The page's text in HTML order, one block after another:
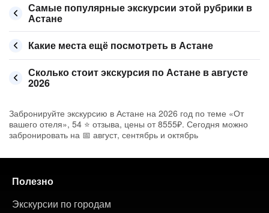
Самые популярные экскурсии этой рубрики в
Астане
Какие места ещё посмотреть в Астане
Сколько стоит экскурсия по Астане в августе
2026
Забронируйте экскурсию в Астане на 2026 год по теме «От
вашего отеля», 54 ⭐ отзыва, цены от 8555₽. Сегодня можно
забронировать на 📅 август, сентябрь и октябрь
Полезно
Экскурсии по городам